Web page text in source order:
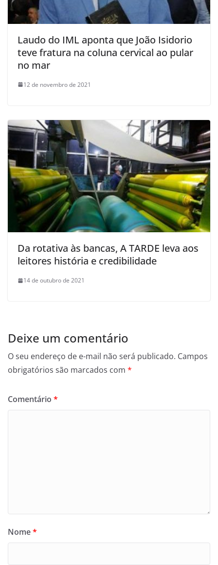
Laudo do IML aponta que João Isidorio
teve fratura na coluna cervical ao pular
no mar
12 de novembro de 2021
Da rotativa às bancas, A TARDE leva aos
leitores história e credibilidade
14 de outubro de 2021
Deixe um comentário
O seu endereço de e-mail não será publicado. Campos
obrigatórios são marcados com *
Comentário *
Nome*